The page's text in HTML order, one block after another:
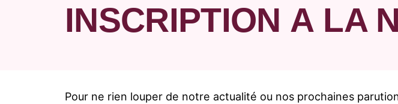
INSCRIPTION À LA
Pour ne rien louper de notre actualité ou nos prochaines